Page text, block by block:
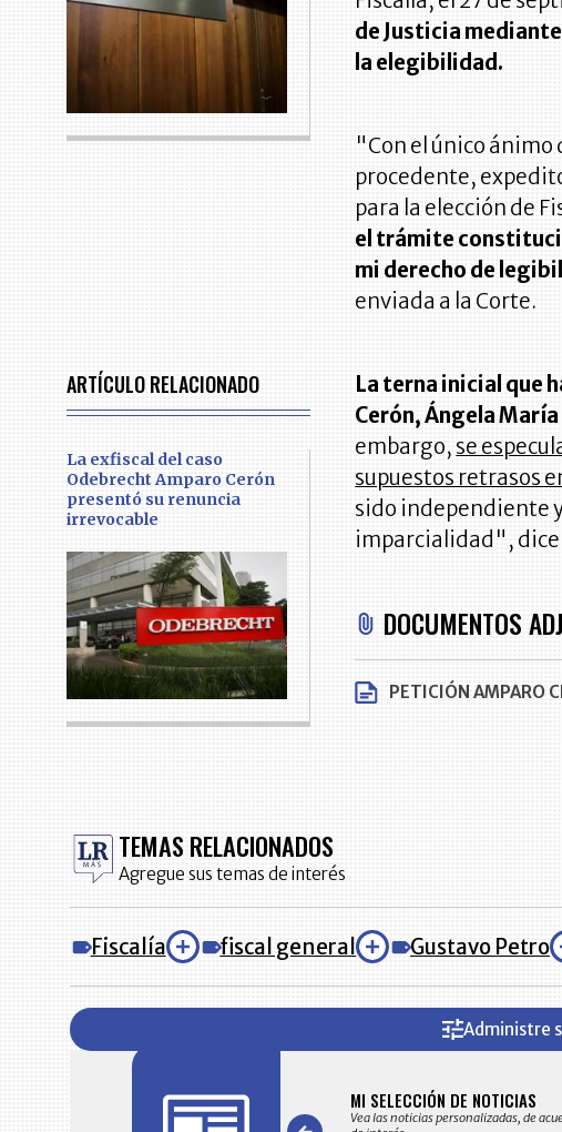
de Justicia
la elegibilidad.
"Con el único
procedente,
para la elección de
el trámite
mi derecho de
enviada a la Corte.
ARTÍCULO RELACIONADO
La exfiscal del caso
Odebrecht Amparo Cerón
presentó su renuncia
irrevocable
La terna inicial que
Cerón, Ángela
embargo, se
supuestos retrasos
sido independiente
imparcialidad", dice
DOCUMENTOS
PETICIÓN AMPARO
TEMAS RELACIONADOS
Agregue sus temas de interés
Fiscalía fiscal general Gustavo Petro
Administre
en su correo electrónico las noticias seleccionadas por nuestro
MI SELECCIÓN DE NOTICIAS
Vea las noticias personalizadas, de